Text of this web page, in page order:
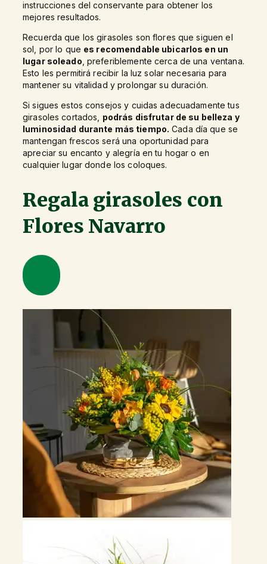
instrucciones del conservante para obtener los
mejores resultados.
Recuerda que los girasoles son flores que siguen el
sol, por lo que es recomendable ubicarlos en un
lugar soleado , preferiblemente cerca de una ventana.
Esto les permitirá recibir la luz solar necesaria para
mantener su vitalidad y prolongar su duración.
Si sigues estos consejos y cuidas adecuadamente tus
girasoles cortados, podrás disfrutar de su belleza y
luminosidad durante más tiempo. Cada día que se
mantengan frescos será una oportunidad para
apreciar su encanto y alegría en tu hogar o en
cualquier lugar donde los coloques.
Regala girasoles con
Flores Navarro